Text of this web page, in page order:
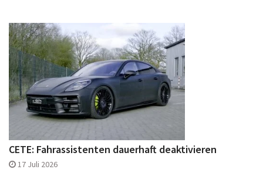
CETE: Fahrassistenten dauerhaft deaktivieren
17 Juli 2026